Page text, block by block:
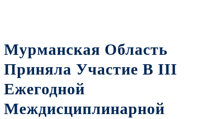
Мурманская Область
Приняла Участие В III
Ежегодной
Междисциплинарной